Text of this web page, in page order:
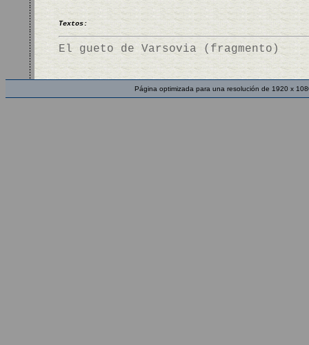
Textos:
El gueto de Varsovia (fragmento)
Página optimizada para una resolución de 1920 x